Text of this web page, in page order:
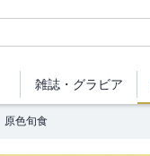
雑誌・ グラビア
原色旬食